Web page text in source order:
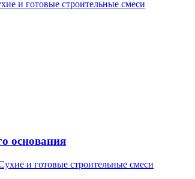
и готовые строительные смеси
основания
и готовые строительные смеси